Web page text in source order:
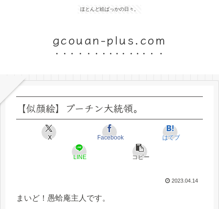
ほとんど絵ばっかの日々。
gcouan-plus.com
【似顔絵】プーチン大統領。
X Facebook はてブ
LINE コピー
2023.04.14
まいど！愚蛤庵主人です。